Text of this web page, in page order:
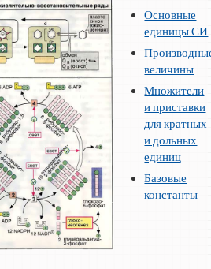
Основные
единицы СИ
величины
Множители
и приставки
для кратных
и дольных
единиц
Базовые
константы